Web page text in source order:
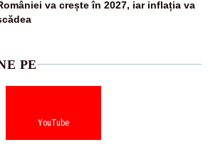
va crește în 2027, iar inflația va
PE
YouTube